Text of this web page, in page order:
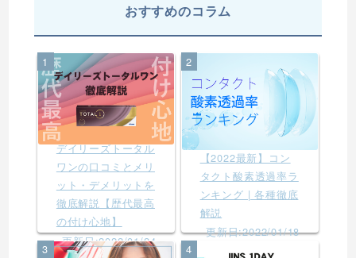
おすすめのコラム
1
デイリーズトータル
ワンの口コミとメリ
ット・デメリットを
徹底解説【歴代最高
の付け心地】
更新日:2022/01/24
2
【2022最新】コン
タクト酸素透過率ラ
ンキング | 各種徹底
解説
更新日:2022/01/18
3
4